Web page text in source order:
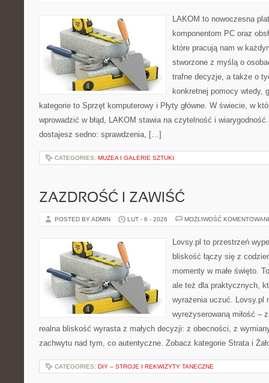
LAKOM to nowoczesna
komponentom PC oraz
które pracują nam w
stworzone z myślą o
trafne decyzje, a także o
konkretnej pomocy wtedy,
kategorie to Sprzęt komputerowy i Płyty główne. W świecie, w
wprowadzić w błąd, LAKOM stawia na czytelność i
dostajesz sedno: sprawdzenia, […]
CATEGORIES: MUZEA I GALERIE SZTUKI
ZAZDROŚĆ I ZAWIŚĆ
POSTED BY ADMIN LUT - 6 - 2026 MOŻLIWOŚĆ
Lovsy.pl to przestrzeń
bliskość łączy się z
momenty w małe święto.
ale też dla praktycznych,
wyrażenia uczuć. Lovsy.pl
wyreżyserowaną miłość –
realna bliskość wyrasta z małych decyzji: z obecności, z
zachwytu nad tym, co autentyczne. Zobacz kategorie Strata i
CATEGORIES: DIY – STROJE I REKWIZYTY TANECZNE